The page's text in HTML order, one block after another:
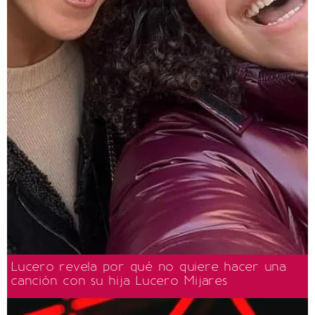
Lucero revela por qué no quiere hacer una
canción con su hija Lucero Mijares